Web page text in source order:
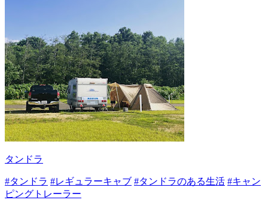
タンドラ
#タンドラ #レギュラーキャブ #タンドラのある生活 #キャン
ピングトレーラー